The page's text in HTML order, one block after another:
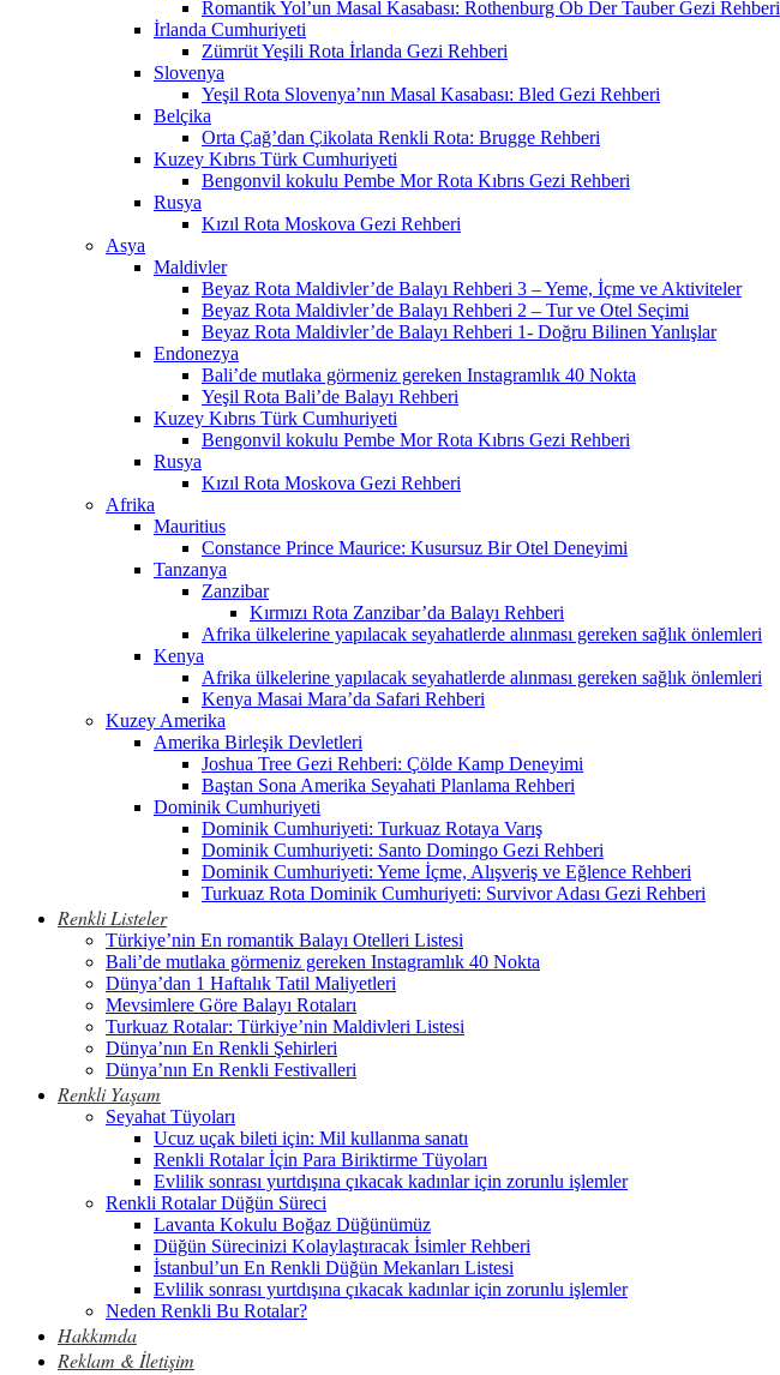
Romantik Yol’un Masal Kasabası: Rothenburg Ob Der Tauber Gezi Rehberi
İrlanda Cumhuriyeti
Zümrüt Yeşili Rota İrlanda Gezi Rehberi
Slovenya
Yeşil Rota Slovenya’nın Masal Kasabası: Bled Gezi Rehberi
Belçika
Orta Çağ’dan Çikolata Renkli Rota: Brugge Rehberi
Kuzey Kıbrıs Türk Cumhuriyeti
Bengonvil kokulu Pembe Mor Rota Kıbrıs Gezi Rehberi
Rusya
Kızıl Rota Moskova Gezi Rehberi
Asya
Maldivler
Beyaz Rota Maldivler’de Balayı Rehberi 3 – Yeme, İçme ve Aktiviteler
Beyaz Rota Maldivler’de Balayı Rehberi 2 – Tur ve Otel Seçimi
Beyaz Rota Maldivler’de Balayı Rehberi 1- Doğru Bilinen Yanlışlar
Endonezya
Bali’de mutlaka görmeniz gereken Instagramlık 40 Nokta
Yeşil Rota Bali’de Balayı Rehberi
Kuzey Kıbrıs Türk Cumhuriyeti
Bengonvil kokulu Pembe Mor Rota Kıbrıs Gezi Rehberi
Rusya
Kızıl Rota Moskova Gezi Rehberi
Afrika
Mauritius
Constance Prince Maurice: Kusursuz Bir Otel Deneyimi
Tanzanya
Zanzibar
Kırmızı Rota Zanzibar’da Balayı Rehberi
Afrika ülkelerine yapılacak seyahatlerde alınması gereken sağlık önlemleri
Kenya
Afrika ülkelerine yapılacak seyahatlerde alınması gereken sağlık önlemleri
Kenya Masai Mara’da Safari Rehberi
Kuzey Amerika
Amerika Birleşik Devletleri
Joshua Tree Gezi Rehberi: Çölde Kamp Deneyimi
Baştan Sona Amerika Seyahati Planlama Rehberi
Dominik Cumhuriyeti
Dominik Cumhuriyeti: Turkuaz Rotaya Varış
Dominik Cumhuriyeti: Santo Domingo Gezi Rehberi
Dominik Cumhuriyeti: Yeme İçme, Alışveriş ve Eğlence Rehberi
Turkuaz Rota Dominik Cumhuriyeti: Survivor Adası Gezi Rehberi
Renkli Listeler
Türkiye’nin En romantik Balayı Otelleri Listesi
Bali’de mutlaka görmeniz gereken Instagramlık 40 Nokta
Dünya’dan 1 Haftalık Tatil Maliyetleri
Mevsimlere Göre Balayı Rotaları
Turkuaz Rotalar: Türkiye’nin Maldivleri Listesi
Dünya’nın En Renkli Şehirleri
Dünya’nın En Renkli Festivalleri
Renkli Yaşam
Seyahat Tüyoları
Ucuz uçak bileti için: Mil kullanma sanatı
Renkli Rotalar İçin Para Biriktirme Tüyoları
Evlilik sonrası yurtdışına çıkacak kadınlar için zorunlu işlemler
Renkli Rotalar Düğün Süreci
Lavanta Kokulu Boğaz Düğünümüz
Düğün Sürecinizi Kolaylaştıracak İsimler Rehberi
İstanbul’un En Renkli Düğün Mekanları Listesi
Evlilik sonrası yurtdışına çıkacak kadınlar için zorunlu işlemler
Neden Renkli Bu Rotalar?
Hakkımda
Reklam & İletişim